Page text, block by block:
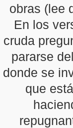
obras (lee
En los
cruda
pararse
donde se
que